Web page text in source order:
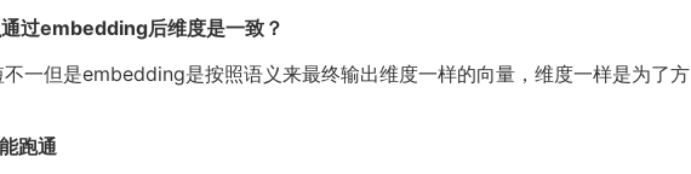
过embedding后维度是一致？
一但是embedding是按照语义来最终输出维度一样的向量，维度一样是为了方
跑通